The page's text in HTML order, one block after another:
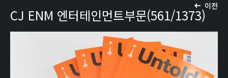
이전
CJ ENM 엔터테인먼트부문(561/1373)